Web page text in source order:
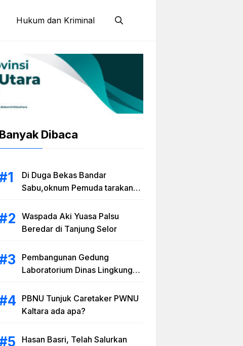
Hukum dan Kriminal
Banyak Dibaca
Di Duga Bekas Bandar
Sabu,oknum Pemuda tarakan
Waspada Aki Yuasa Palsu
Beredar di Tanjung Selor
Pembangunan Gedung
Laboratorium Dinas Lingkungan
sesuai RAB
PBNU Tunjuk Caretaker PWNU
Kaltara ada apa?
Hasan Basri, Telah Salurkan